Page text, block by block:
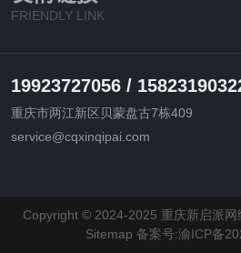
FRIENDLY LINK
19923727056 /
重庆市两江新区贝蒙盘古7栋409
service@cqxinqipai.com
Copyright © 2024-2025 重庆新启派网
Sitemap 备案号:渝ICP备